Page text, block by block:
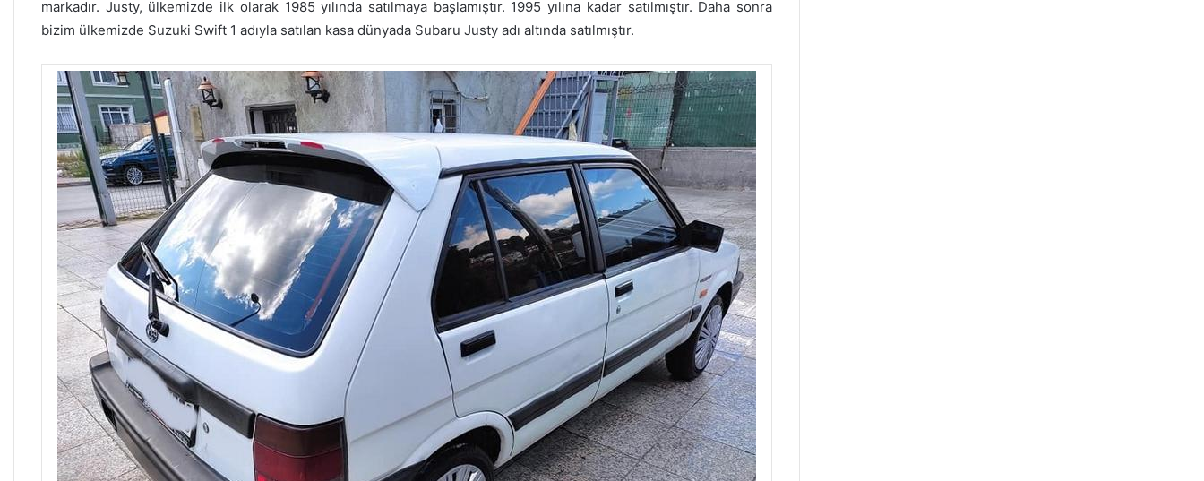
markadır. Justy, ülkemizde ilk olarak 1985 yılında satılmaya başlamıştır. 1995 yılına kadar satılmıştır. Daha sonra
bizim ülkemizde Suzuki Swift 1 adıyla satılan kasa dünyada Subaru Justy adı altında satılmıştır.